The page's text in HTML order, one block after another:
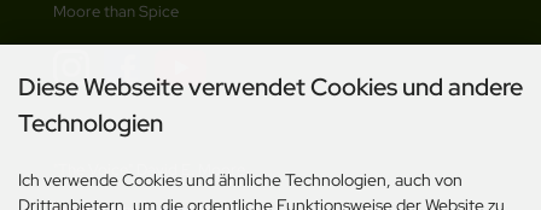
Moore than Spice
"The Voice" David E. Moore
Diese Webseite verwendet Cookies und andere
Technologien
Ich verwende Cookies und ähnliche Technologien, auch von
Drittanbietern, um die ordentliche Funktionsweise der Website zu